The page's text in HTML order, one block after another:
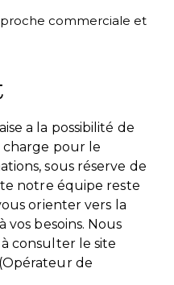
commerciale et
a la possibilité de
charge pour le
sous réserve de
notre équipe reste
orienter vers la
besoins. Nous
consulter le site
de